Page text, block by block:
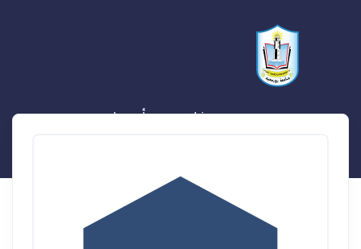
مجدى رمضان محمد أبو عرام